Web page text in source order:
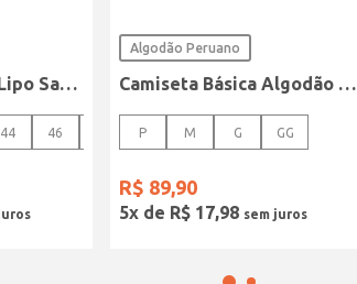
Calça Sarja Super Lipo Sawary Feminina Preto
44 46
Algodão Peruano
Camiseta Básica Algodão Peruano Elétron Masculina CAQUI
P M G GG
R$ 89,90
5x de R$ 17,98